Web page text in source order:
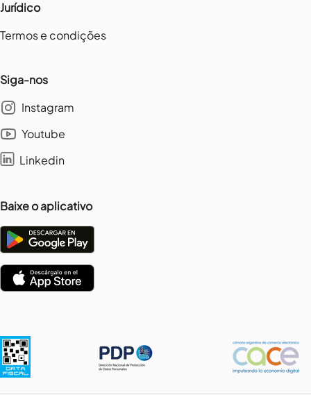
Jurídico
Termos e condições
Siga-nos
Instagram
Youtube
Linkedin
Baixe o aplicativo